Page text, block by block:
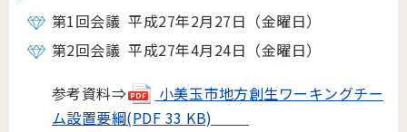
第1回会議 平成27年2月27日（金曜日）
第2回会議 平成27年4月24日（金曜日）
参考資料⇒
小美玉市地方創生ワーキングチー
ム設置要綱(PDF 33 KB)